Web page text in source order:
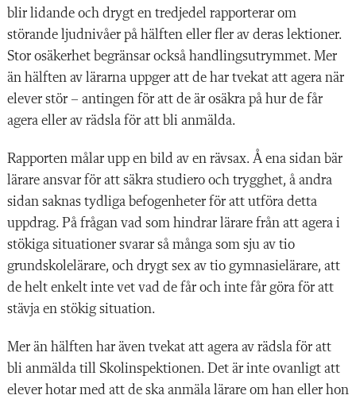
blir lidande och drygt en tredjedel rapporterar om
störande ljudnivåer på hälften eller fler av deras lektioner.
Stor osäkerhet begränsar också handlingsutrymmet. Mer
än hälften av lärarna uppger att de har tvekat att agera när
elever stör – antingen för att de är osäkra på hur de får
agera eller av rädsla för att bli anmälda.
Rapporten målar upp en bild av en rävsax. Å ena sidan bär
lärare ansvar för att säkra studiero och trygghet, å andra
sidan saknas tydliga befogenheter för att utföra detta
uppdrag. På frågan vad som hindrar lärare från att agera i
stökiga situationer svarar så många som sju av tio
grundskolelärare, och drygt sex av tio gymnasielärare, att
de helt enkelt inte vet vad de får och inte får göra för att
stävja en stökig situation.
Mer än hälften har även tvekat att agera av rädsla för att
bli anmälda till Skolinspektionen. Det är inte ovanligt att
elever hotar med att de ska anmäla lärare om han eller hon